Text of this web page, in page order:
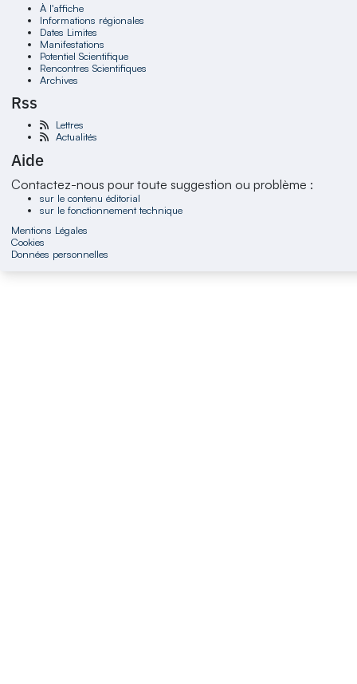
À l'affiche
Informations régionales
Dates Limites
Manifestations
Potentiel Scientifique
Rencontres Scientifiques
Archives
Rss
Lettres
Actualités
Aide
Contactez-nous pour toute suggestion ou problème :
sur le contenu éditorial
sur le fonctionnement technique
Mentions Légales
Cookies
Données personnelles